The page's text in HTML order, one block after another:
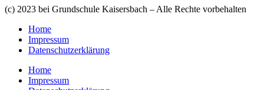
(c) 2023 bei Grundschule Kaisersbach – Alle Rechte vorbehalten
Home
Impressum
Datenschutzerklärung
Home
Impressum